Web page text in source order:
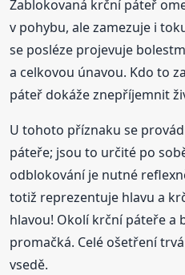
Zablokovaná krční páteř
v pohybu, ale zamezuje i
se posléze projevuje
a celkovou únavou. Kdo to
páteř dokáže znepříjemnit
U tohoto příznaku se
páteře; jsou to určité po
odblokování je nutné
totiž reprezentuje hlavu a
hlavou! Okolí krční páteře a
promačká. Celé ošetření
vsedě.